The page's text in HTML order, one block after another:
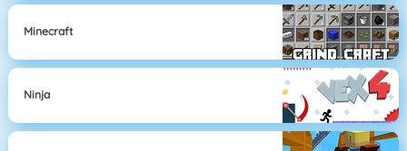
Minecraft
Ninja